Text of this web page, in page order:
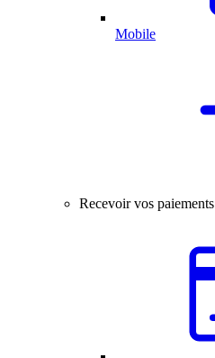
Mobile
Recevoir vos paiements